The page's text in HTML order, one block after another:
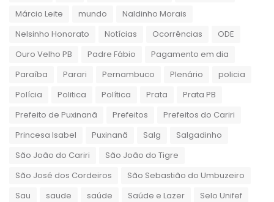
Márcio Leite
mundo
Naldinho Morais
Nelsinho Honorato
Notícias Ocorrências
ODE
Ouro Velho PB
Padre Fábio
Pagamento em dia
Paraíba
Parari Pernambuco Plenário
policia
Polícia
Politica Política Prata
Prata PB
Prefeito de Puxinanã
Prefeitos
Prefeitos do Cariri
Princesa Isabel
Puxinanã Salg
Salgadinho
São João do Cariri
São João do Tigre
São José dos Cordeiros
São Sebastião do Umbuzeiro
Sau
saude saúde Saúde e Lazer
Selo Unifef